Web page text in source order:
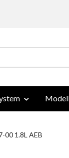
00 1.8L AEB